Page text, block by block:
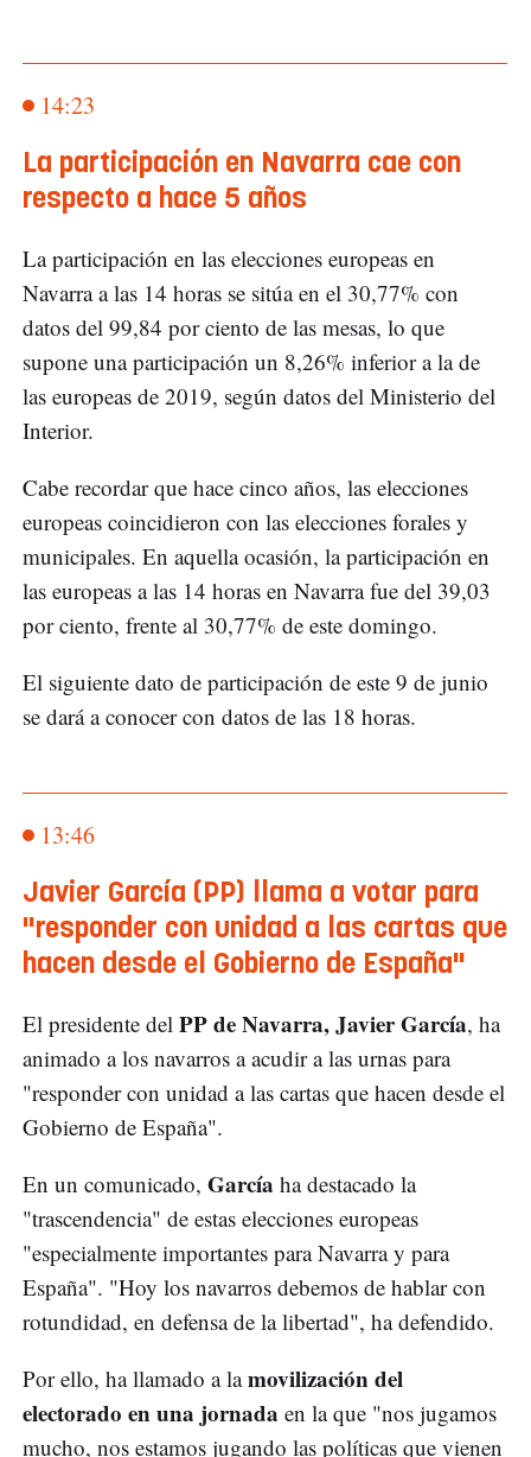
14:23
La participación en Navarra cae con
respecto a hace 5 años
La participación en las elecciones europeas en
Navarra a las 14 horas se sitúa en el 30,77% con
datos del 99,84 por ciento de las mesas, lo que
supone una participación un 8,26% inferior a la de
las europeas de 2019, según datos del Ministerio del
Interior.
Cabe recordar que hace cinco años, las elecciones
europeas coincidieron con las elecciones forales y
municipales. En aquella ocasión, la participación en
las europeas a las 14 horas en Navarra fue del 39,03
por ciento, frente al 30,77% de este domingo.
El siguiente dato de participación de este 9 de junio
se dará a conocer con datos de las 18 horas.
13:46
Javier García (PP) llama a votar para
"responder con unidad a las cartas que
hacen desde el Gobierno de España"
El presidente del PP de Navarra, Javier García, ha
animado a los navarros a acudir a las urnas para
"responder con unidad a las cartas que hacen desde el
Gobierno de España".
En un comunicado, García ha destacado la
"trascendencia" de estas elecciones europeas
"especialmente importantes para Navarra y para
España". "Hoy los navarros debemos de hablar con
rotundidad, en defensa de la libertad", ha defendido.
Por ello, ha llamado a lamovilización del
electorado en una jornada en la que "nos jugamos
mucho, nos estamos jugando las políticas que vienen